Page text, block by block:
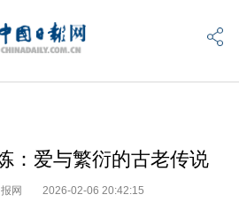
：爱与繁衍的古老传说
网 2026-02-06 20:42:15